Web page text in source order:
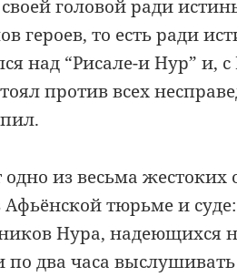
головой ради
героев, то есть ради
над “Рисале-и Нур” и,
против всех
из весьма
тюрьме и
Нура, надеющихся
по два часа